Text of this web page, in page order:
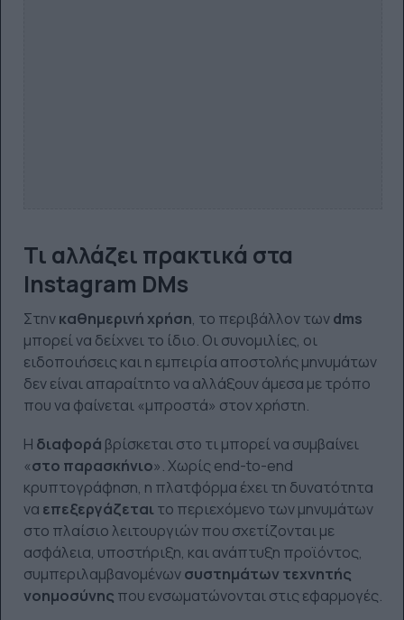
Τι αλλάζει πρακτικά στα
Instagram DMs
Στηνκαθημερινή χρήση, το περιβάλλον τωνdms
μπορεί να δείχνει το ίδιο. Οι συνομιλίες, οι
ειδοποιήσεις και η εμπειρία αποστολής μηνυμάτων
δεν είναι απαραίτητο να αλλάξουν άμεσα με τρόπο
που να φαίνεται «μπροστά» στον χρήστη.
Η διαφορά βρίσκεται στο τι μπορεί να συμβαίνει
«στο παρασκήνιο». Χωρίς end-to-end
κρυπτογράφηση, η πλατφόρμα έχει τη δυνατότητα
να επεξεργάζεταιτο περιεχόμενο των μηνυμάτων
στο πλαίσιο λειτουργιών που σχετίζονται με
ασφάλεια, υποστήριξη, και ανάπτυξη προϊόντος,
συμπεριλαμβανομένωνσυστημάτων τεχνητής
νοημοσύνης που ενσωματώνονται στις εφαρμογές.